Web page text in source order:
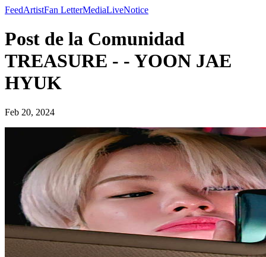
FeedArtistFan LetterMediaLiveNotice
Post de la Comunidad
TREASURE - - YOON JAE
HYUK
Feb 20, 2024